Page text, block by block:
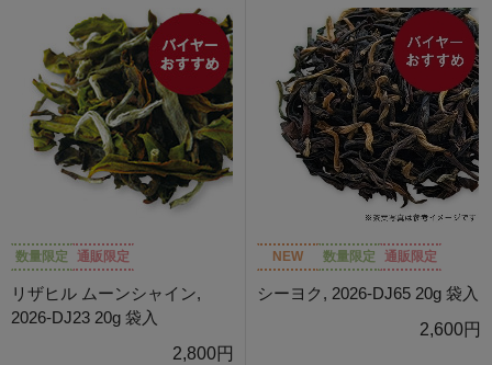
数量限定 通販限定
リザヒル ムーンシャイン,
2026-DJ23 20g 袋入
2,800円
NEW 数量限定 通販限定
シーヨク, 2026-DJ65 20g 袋入
2,600円